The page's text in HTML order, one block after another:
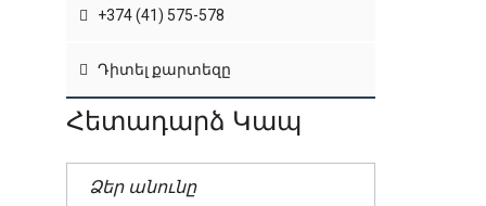
+374 (41) 575-578
Դիտել քարտեզը
Հետադարձ Կապ